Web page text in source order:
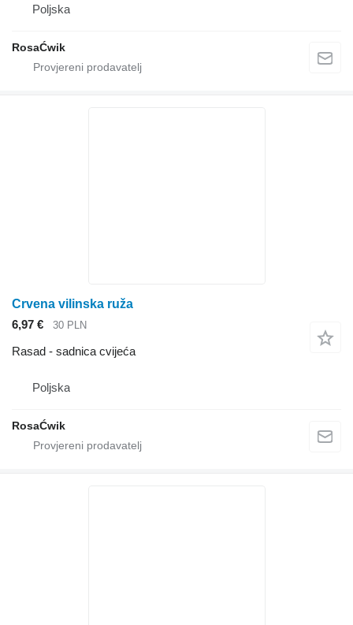
Poljska
RosaĆwik
Crvena vilinska ruža
6,97 €
30 PLN
Rasad - sadnica cvijeća
Poljska
RosaĆwik